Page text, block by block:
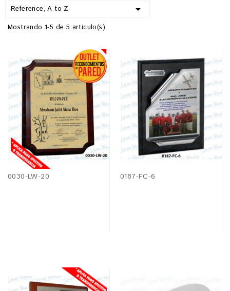
Reference, A to Z 
Mostrando 1-5 de 5 artículo(s)
0030-LW-20 0187-FC-6